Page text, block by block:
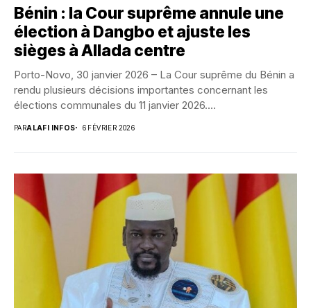
Bénin : la Cour suprême annule une
élection à Dangbo et ajuste les
sièges à Allada centre
Porto-Novo, 30 janvier 2026 – La Cour suprême du Bénin a
rendu plusieurs décisions importantes concernant les
élections communales du 11 janvier 2026....
PARALAFI INFOS 6 FÉVRIER 2026